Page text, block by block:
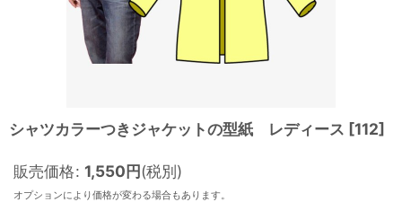
シャツカラーつきジャケットの型紙 レディース [112]
販売価格: 1,550円(税別)
オプションにより価格が変わる場合もあります。